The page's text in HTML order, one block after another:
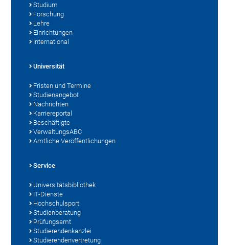
Studium
Forschung
Lehre
Einrichtungen
International
Universität
Fristen und Termine
Studienangebot
Nachrichten
Karriereportal
Beschäftigte
VerwaltungsABC
Amtliche Veröffentlichungen
Service
Universitätsbibliothek
IT-Dienste
Hochschulsport
Studienberatung
Prüfungsamt
Studierendenkanzlei
Studierendenvertretung